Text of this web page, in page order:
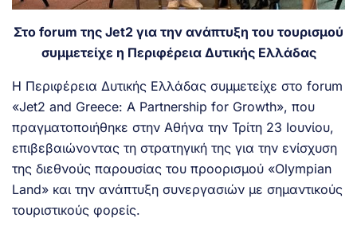
Στο forum της Jet2 για την ανάπτυξη του τουρισμού
συμμετείχε η Περιφέρεια Δυτικής Ελλάδας
Η Περιφέρεια Δυτικής Ελλάδας συμμετείχε στο forum
«Jet2 and Greece: A Partnership for Growth», που
πραγματοποιήθηκε στην Αθήνα την Τρίτη 23 Ιουνίου,
επιβεβαιώνοντας τη στρατηγική της για την ενίσχυση
της διεθνούς παρουσίας του προορισμού «Olympian
Land» και την ανάπτυξη συνεργασιών με σημαντικούς
τουριστικούς φορείς.